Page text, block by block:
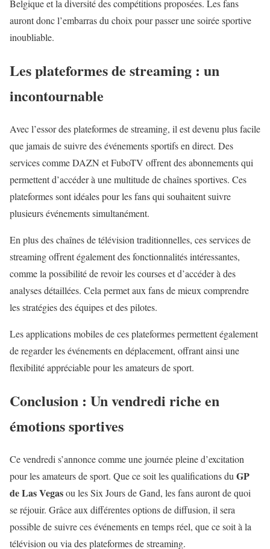
Belgique et la diversité des compétitions proposées. Les fans
auront donc l’embarras du choix pour passer une soirée sportive
inoubliable.
Les plateformes de streaming : un
incontournable
Avec l’essor des plateformes de streaming, il est devenu plus facile
que jamais de suivre des événements sportifs en direct. Des
services comme DAZN et FuboTV offrent des abonnements qui
permettent d’accéder à une multitude de chaînes sportives. Ces
plateformes sont idéales pour les fans qui souhaitent suivre
plusieurs événements simultanément.
En plus des chaînes de télévision traditionnelles, ces services de
streaming offrent également des fonctionnalités intéressantes,
comme la possibilité de revoir les courses et d’accéder à des
analyses détaillées. Cela permet aux fans de mieux comprendre
les stratégies des équipes et des pilotes.
Les applications mobiles de ces plateformes permettent également
de regarder les événements en déplacement, offrant ainsi une
flexibilité appréciable pour les amateurs de sport.
Conclusion : Un vendredi riche en
émotions sportives
Ce vendredi s’annonce comme une journée pleine d’excitation
pour les amateurs de sport. Que ce soit les qualifications du GP
de Las Vegasou les Six Jours de Gand, les fans auront de quoi
se réjouir. Grâce aux différentes options de diffusion, il sera
possible de suivre ces événements en temps réel, que ce soit à la
télévision ou via des plateformes de streaming.